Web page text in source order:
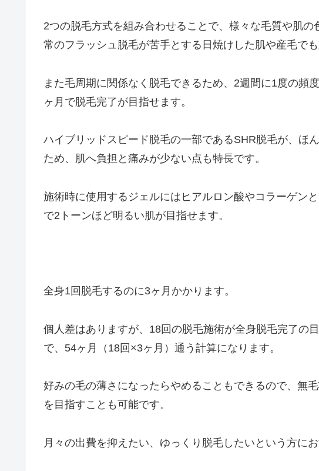
2つの脱毛方式を組み合わせることで、様々な毛質や肌
常のフラッシュ脱毛が苦手とする日焼けした肌や産毛でも
また毛周期に関係なく脱毛できるため、2週間に1度の頻
ヶ月で脱毛完了が目指せます。
ハイブリッドスピード脱毛の一部であるSHR脱毛が、ほ
ため、肌へ負担と痛みが少ない点も特長です。
施術時に使用するジェルにはヒアルロン酸やコラーゲン
で2トーンほど明るい肌が目指せます。
全身1回脱毛するのに3ヶ月かかります。
個人差はありますが、18回の脱毛施術が全身脱毛完了の
で、54ヶ月（18回×3ヶ月）通う計算になります。
好みの毛の薄さになったらやめることもできるので、無
を目指すことも可能です。
月々の出費を抑えたい、ゆっくり脱毛したいという方に